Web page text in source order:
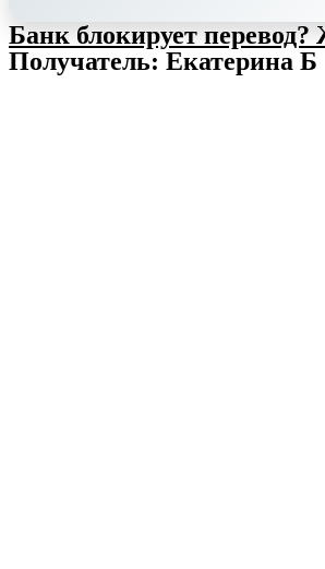
Банк блокирует перевод?
Получатель: Екатерина Б